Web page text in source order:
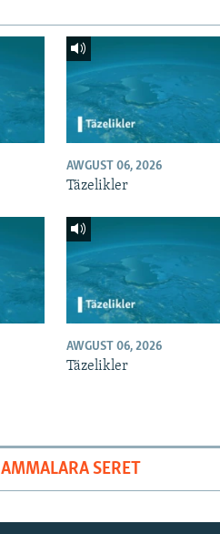
AWGUST 06, 2026
Täzelikler
AWGUST 06, 2026
Täzelikler
SERET